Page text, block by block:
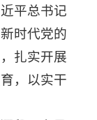
平总书记
时代党的
扎实开展
，以实干